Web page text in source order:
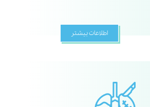
اطلاعات بیشتر